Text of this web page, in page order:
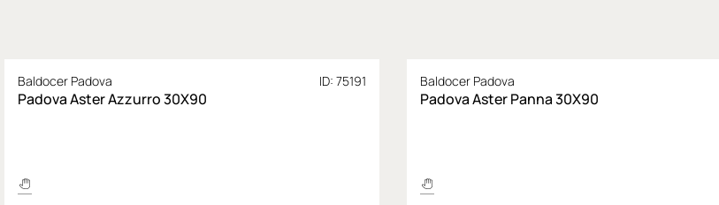
Baldocer Padova ID: 75191
Padova Aster Azzurro 30X90
Baldocer Padova
Padova Aster Panna 30X90